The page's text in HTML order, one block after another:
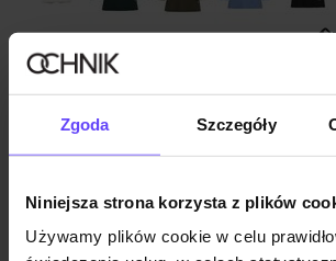
Zgoda Szczegóły
Niniejsza strona korzysta z plików
Używamy plików cookie w celu
Wybierz rozmiar
Nasza modelka ma 176 cm wzrostu i nosi
Wysyłka w 1 dzień roboczy
Opinie